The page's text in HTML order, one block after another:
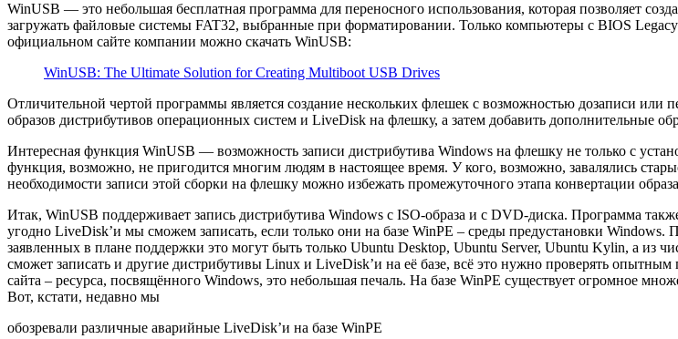
WinUSB — это небольшая бесплатная программа для переносного использования, которая позволяет
загружать файловые системы FAT32, выбранные при форматировании. Только компьютеры с BIOS
официальном сайте компании можно скачать WinUSB:
WinUSB: The Ultimate Solution for Creating Multiboot USB Drives
Отличительной чертой программы является создание нескольких флешек с возможностью дозаписи или
образов дистрибутивов операционных систем и LiveDisk на флешку, а затем добавить дополнительные
Интересная функция WinUSB — возможность записи дистрибутива Windows на флешку не только с
функция, возможно, не пригодится многим людям в настоящее время. У кого, возможно, завалялись
необходимости записи этой сборки на флешку можно избежать промежуточного этапа конвертации
Итак, WinUSB поддерживает запись дистрибутива Windows с ISO-образа и с DVD-диска. Программа
угодно LiveDisk’и мы сможем записать, если только они на базе WinPE – среды предустановки
заявленных в плане поддержки это могут быть только Ubuntu Desktop, Ubuntu Server, Ubuntu Kylin, а из
сможет записать и другие дистрибутивы Linux и LiveDisk’и на её базе, всё это нужно проверять
сайта – ресурса, посвящённого Windows, это небольшая печаль. На базе WinPE существует огромное
Вот, кстати, недавно мы
обозревали различные аварийные LiveDisk’и на базе WinPE